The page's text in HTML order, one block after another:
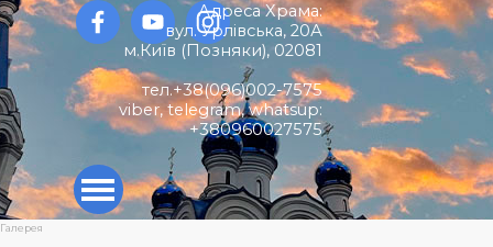
Перейти до контакту
Адреса Храма:
вул. Урлівська, 20А
м.Київ (Позняки), 02081
тел.+38(096)002-7575
viber, telegram, whatsup:
+380960027575
Пропустити меню
Галерея